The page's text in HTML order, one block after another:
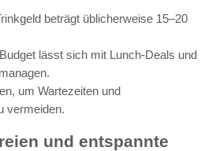
beträgt üblicherweise 15–20
lässt sich mit Lunch-Deals und
um Wartezeiten und
vermeiden.
und entspannte